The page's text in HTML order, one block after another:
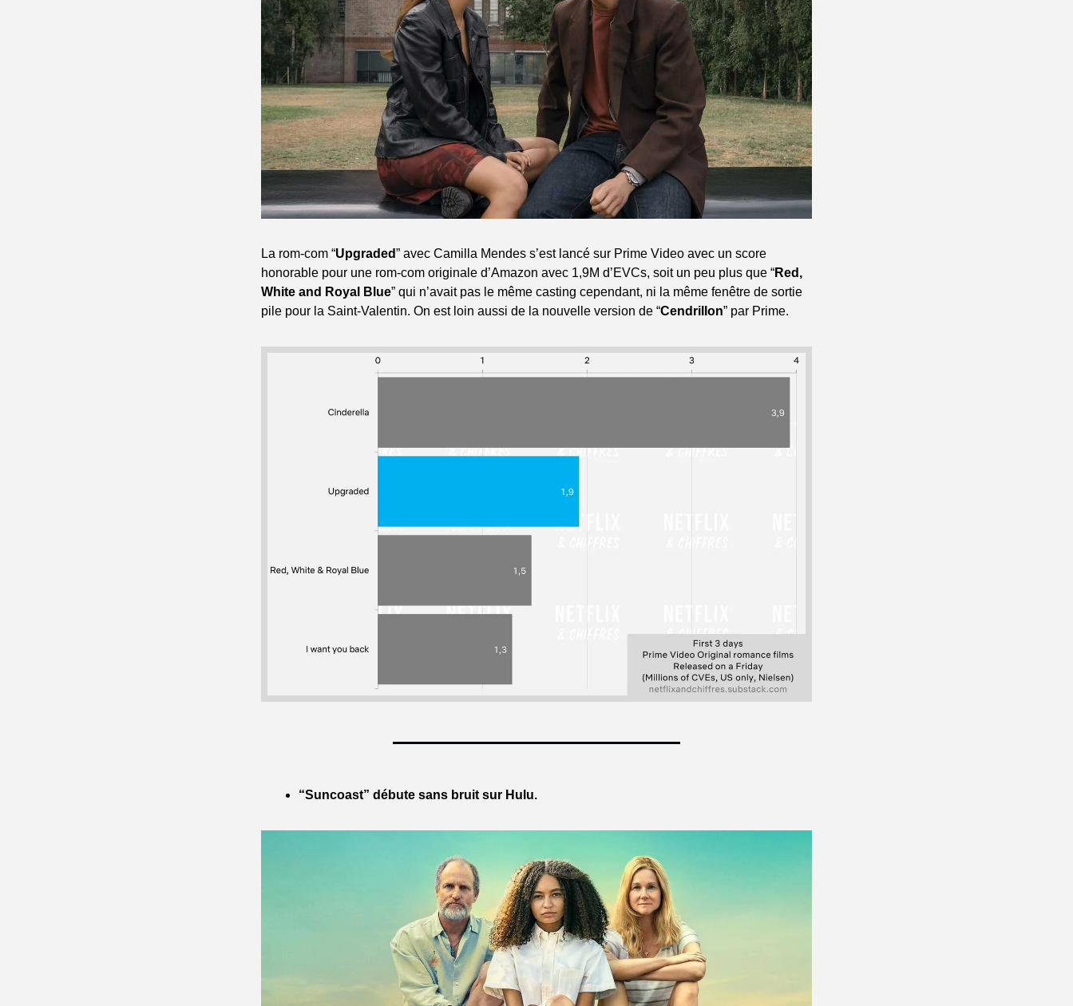
La rom-com “Upgraded” avec Camilla Mendes s’est lancé sur Prime Video avec un score
honorable pour une rom-com originale d’Amazon avec 1,9M d’EVCs, soit un peu plus que “Red,
White and Royal Blue” qui n’avait pas le même casting cependant, ni la même fenêtre de sortie
pile pour la Saint-Valentin. On est loin aussi de la nouvelle version de “Cendrillon” par Prime.
“Suncoast” débute sans bruit sur Hulu.